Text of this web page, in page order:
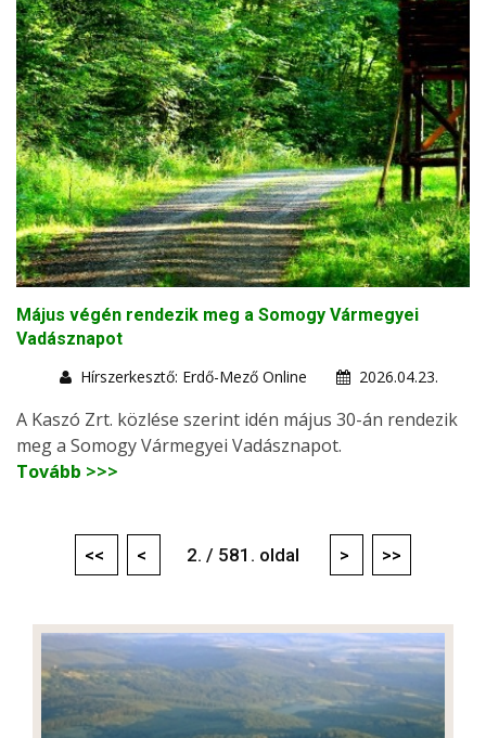
Május végén rendezik meg a Somogy Vármegyei
Vadásznapot
Hírszerkesztő: Erdő-Mező Online
2026.04.23.
A Kaszó Zrt. közlése szerint idén május 30-án rendezik
meg a Somogy Vármegyei Vadásznapot.
Tovább >>>
<< < 2. / 581. oldal > >>